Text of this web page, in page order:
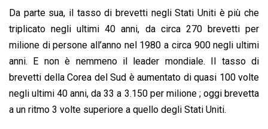
Da parte sua, il tasso di brevetti negli Stati Uniti è più che
triplicato negli ultimi 40 anni, da circa 270 brevetti per
milione di persone all’anno nel 1980 a circa 900 negli ultimi
anni. E non è nemmeno il leader mondiale. Il tasso di
brevetti della Corea del Sud è aumentato di quasi 100 volte
negli ultimi 40 anni, da 33 a 3.150 per milione ; oggi brevetta
a un ritmo 3 volte superiore a quello degli Stati Uniti.